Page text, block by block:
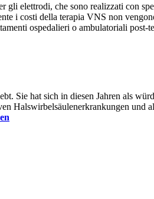
elettrodi, che sono realizzati con
i costi della terapia VNS non
ospedalieri o ambulatoriali
Sie hat sich in diesen Jahren als
Halswirbelsäulenerkrankungen und